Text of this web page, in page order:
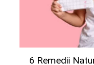
6 Remedii